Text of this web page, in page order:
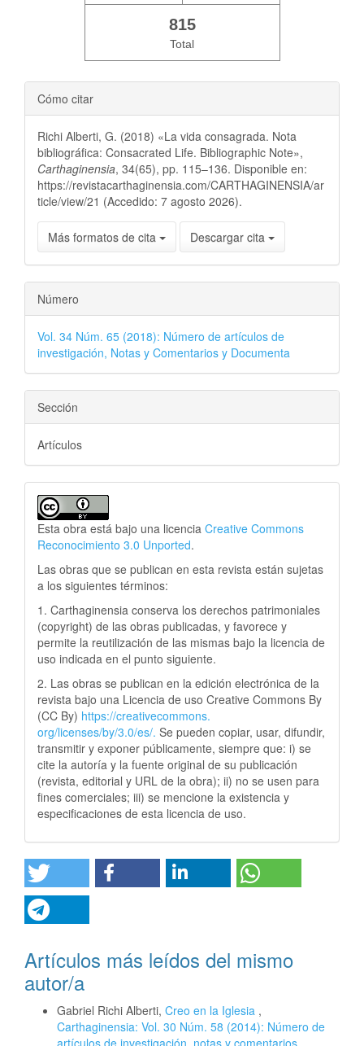
815
Total
Cómo citar
Richi Alberti, G. (2018) «La vida consagrada. Nota
bibliográfica: Consacrated Life. Bibliographic Note»,
Carthaginensia, 34(65), pp. 115–136. Disponible en:
https://revistacarthaginensia.com/CARTHAGINENSIA/ar
ticle/view/21 (Accedido: 7 agosto 2026).
Más formatos de cita Descargar cita
Número
Vol. 34 Núm. 65 (2018): Número de artículos de
investigación, Notas y Comentarios y Documenta
Sección
Artículos
Esta obra está bajo una licencia Creative Commons
Reconocimiento 3.0 Unported.
Las obras que se publican en esta revista están sujetas
a los siguientes términos:
1. Carthaginensia conserva los derechos patrimoniales
(copyright) de las obras publicadas, y favorece y
permite la reutilización de las mismas bajo la licencia de
uso indicada en el punto siguiente.
2. Las obras se publican en la edición electrónica de la
revista bajo una Licencia de uso Creative Commons By
(CC By) https://creativecommons.
org/licenses/by/3.0/es/. Se pueden copiar, usar, difundir,
transmitir y exponer públicamente, siempre que: i) se
cite la autoría y la fuente original de su publicación
(revista, editorial y URL de la obra); ii) no se usen para
fines comerciales; iii) se mencione la existencia y
especificaciones de esta licencia de uso.
Artículos más leídos del mismo
autor/a
Gabriel Richi Alberti, Creo en la Iglesia ,
Carthaginensia: Vol. 30 Núm. 58 (2014): Número de
artículos de investigación, notas y comentarios.